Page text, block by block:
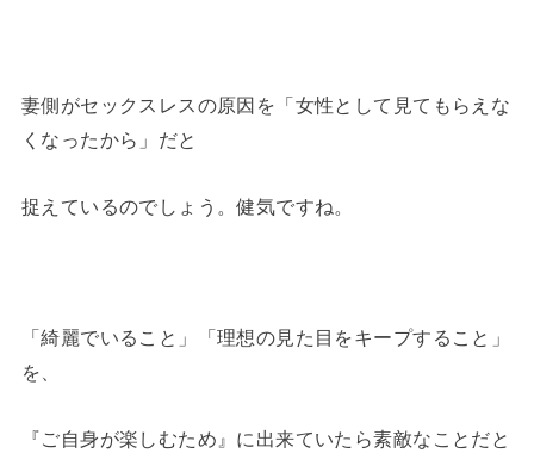
妻側がセックスレスの原因を「女性として見てもらえな
くなったから」だと
捉えているのでしょう。健気ですね。
「綺麗でいること」「理想の見た目をキープすること」
を、
『ご自身が楽しむため』に出来ていたら素敵なことだと